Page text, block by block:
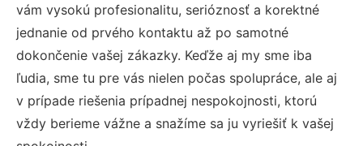
vám vysokú profesionalitu, serióznosť a korektné
jednanie od prvého kontaktu až po samotné
dokončenie vašej zákazky. Keďže aj my sme iba
ľudia, sme tu pre vás nielen počas spolupráce, ale aj
v prípade riešenia prípadnej nespokojnosti, ktorú
vždy berieme vážne a snažíme sa ju vyriešiť k vašej